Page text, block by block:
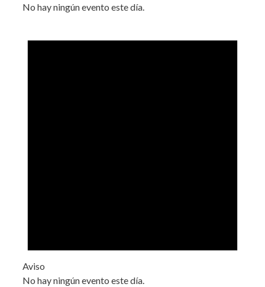
No hay ningún evento este día.
Aviso
No hay ningún evento este día.